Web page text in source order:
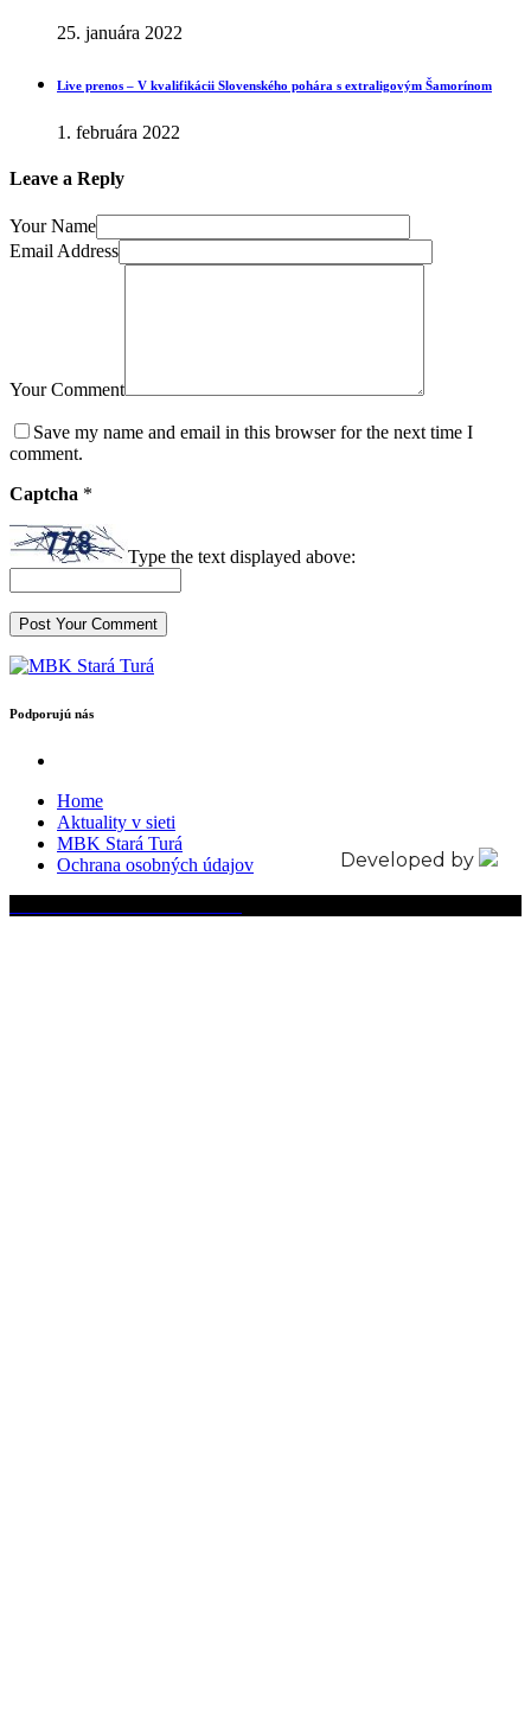
25. januára 2022
Live prenos – V kvalifikácii Slovenského pohára s extraligovým Šamorínom
1. februára 2022
Leave a Reply
Your Name
Email Address
Your Comment
Save my name and email in this browser for the next time I
comment.
Captcha *
Type the text displayed above:
Podporujú nás
Home
Aktuality v sieti
MBK Stará Turá
Ochrana osobných údajov
Developed by